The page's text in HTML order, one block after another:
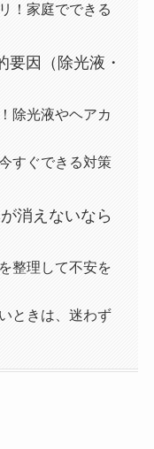
！家庭でできる
因（除光液・
除光液やヘアカ
すぐできる対策
消えないなら
整理して不安を
ときは、迷わず